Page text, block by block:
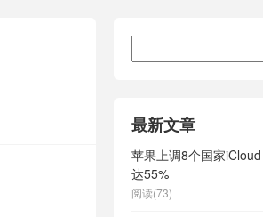
最新文章
苹果上调8个国家
达55%
阅读(73)